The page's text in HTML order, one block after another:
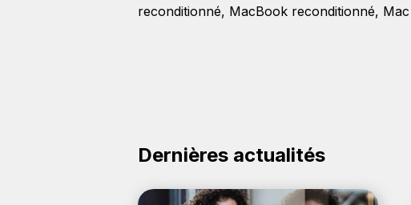
reconditionné, MacBook reconditionné,
Dernières actualités